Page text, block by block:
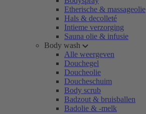
Etherische & massageolie
Hals & decolleté
Intieme verzorging
Sauna olie & infusie
Body wash
Alle weergeven
Douchegel
Doucheolie
Doucheschuim
Body scrub
Badzout & bruisballen
Badolie & -melk